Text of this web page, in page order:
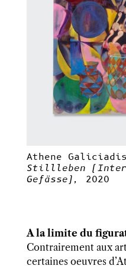
Athene Galiciadis
Stillleben
Gefässe),
2020
A la limite du
Contrairement aux
certaines oeuvres